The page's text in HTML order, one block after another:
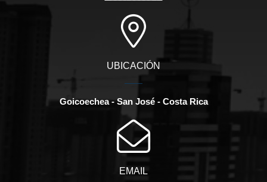
UBICACIÓN
Goicoechea - San José - Costa Rica
EMAIL